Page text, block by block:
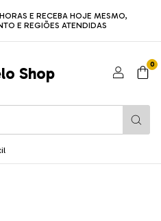
E RECEBA HOJE MESMO,
E REGIÕES ATENDIDAS
Shop 0